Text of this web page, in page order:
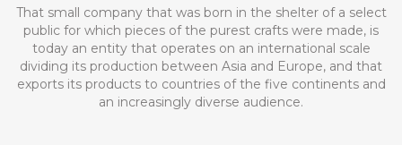
That small company that was born in the shelter of a select
public for which pieces of the purest crafts were made, is
today an entity that operates on an international scale
dividing its production between Asia and Europe, and that
exports its products to countries of the five continents and
an increasingly diverse audience.